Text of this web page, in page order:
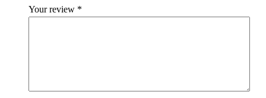
Your review *